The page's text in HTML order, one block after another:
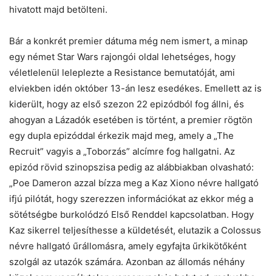
hivatott majd betölteni.
Bár a konkrét premier dátuma még nem ismert, a minap
egy német Star Wars rajongói oldal lehetséges, hogy
véletlelenül leleplezte a Resistance bemutatóját, ami
elviekben idén október 13-án lesz esedékes. Emellett az is
kiderült, hogy az első szezon 22 epizódból fog állni, és
ahogyan a Lázadók esetében is történt, a premier rögtön
egy dupla epizóddal érkezik majd meg, amely a „The
Recruit” vagyis a „Toborzás” alcímre fog hallgatni. Az
epizód rövid szinopszisa pedig az alábbiakban olvasható:
„Poe Dameron azzal bízza meg a Kaz Xiono névre hallgató
ifjú pilótát, hogy szerezzen információkat az ekkor még a
sötétségbe burkolódzó Első Renddel kapcsolatban. Hogy
Kaz sikerrel teljesíthesse a küldetését, elutazik a Colossus
névre hallgató űrállomásra, amely egyfajta űrkikötőként
szolgál az utazók számára. Azonban az állomás néhány